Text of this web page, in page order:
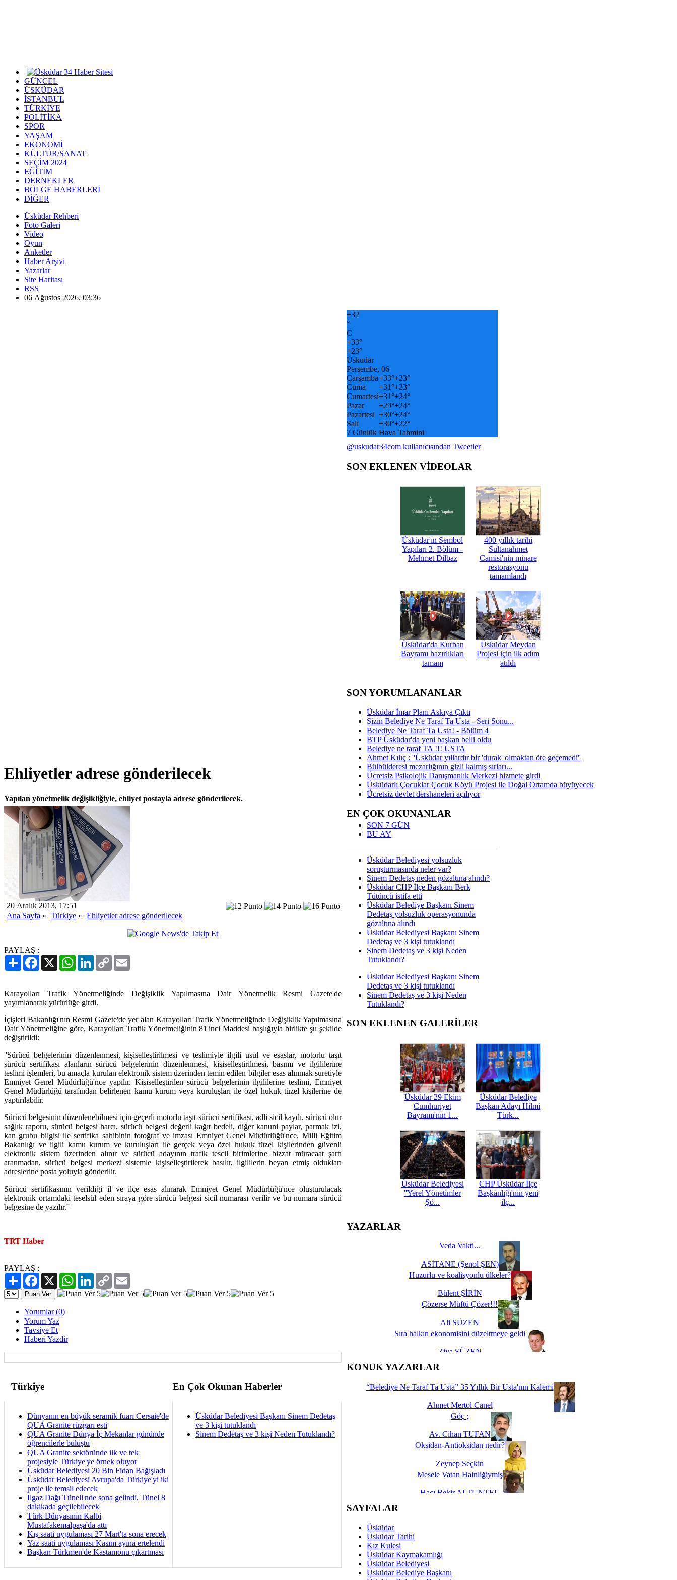
GÜNCEL
ÜSKÜDAR
İSTANBUL
TÜRKİYE
POLİTİKA
SPOR
YAŞAM
EKONOMİ
KÜLTÜR/SANAT
SEÇİM 2024
EĞİTİM
DERNEKLER
BÖLGE HABERLERİ
DİĞER
Üsküdar Rehberi
Foto Galeri
Video
Oyun
Anketler
Haber Arşivi
Yazarlar
Site Haritası
RSS
06 Ağustos 2026, 03:36
Ehliyetler adrese gönderilecek
Yapılan yönetmelik değişikliğiyle, ehliyet postayla adrese gönderilecek.
20 Aralık 2013, 17:51
Ana Sayfa » Türkiye » Ehliyetler adrese gönderilecek
PAYLAŞ :
PaylaşFacebook
X WhatsAppLinkedIn
Copy
Link
Karayolları Trafik Yönetmeliğinde Değişiklik Yapılmasına Dair Yönetmelik Resmi Gazete'de
yayımlanarak yürürlüğe girdi.
İçişleri Bakanlığı'nın Resmi Gazete'de yer alan Karayolları Trafik Yönetmeliğinde Değişiklik Yapılmasına
Dair Yönetmeliğine göre, Karayolları Trafik Yönetmeliğinin 81'inci Maddesi başlığıyla birlikte şu şekilde
değiştirildi:
''Sürücü belgelerinin düzenlenmesi, kişiselleştirilmesi ve teslimiyle ilgili usul ve esaslar, motorlu taşıt
sürücü sertifikası alanların sürücü belgelerinin düzenlenmesi, kişiselleştirilmesi, basımı ve ilgililerine
teslimi işlemleri, bu amaçla kurulan elektronik sistem üzerinden temin edilen bilgiler esas alınmak suretiyle
Emniyet Genel Müdürlüğü'nce yapılır. Kişiselleştirilen sürücü belgelerinin ilgililerine teslimi, Emniyet
Genel Müdürlüğü tarafından belirlenen kamu kurum veya kuruluşları ile özel hukuk tüzel kişilerine de
yaptırılabilir.
Sürücü belgesinin düzenlenebilmesi için geçerli motorlu taşıt sürücü sertifikası, adli sicil kaydı, sürücü olur
sağlık raporu, sürücü belgesi harcı, sürücü belgesi değerli kağıt bedeli, diğer kanuni paylar, parmak izi,
kan grubu bilgisi ile sertifika sahibinin fotoğraf ve imzası Emniyet Genel Müdürlüğü'nce, Milli Eğitim
Bakanlığı ve ilgili kamu kurum ve kuruluşları ile gerçek veya özel hukuk tüzel kişilerinden güvenli
elektronik sistem üzerinden alınır ve sürücü adayının trafik tescil birimlerine bizzat müracaat şartı
aranmadan, sürücü belgesi merkezi sistemle kişiselleştirilerek basılır, ilgililerin beyan etmiş oldukları
adreslerine posta yoluyla gönderilir.
Sürücü sertifikasının verildiği il ve ilçe esas alınarak Emniyet Genel Müdürlüğü'nce oluşturulacak
elektronik ortamdaki teselsül eden sıraya göre sürücü belgesi sicil numarası verilir ve bu numara sürücü
belgesine de yazılır.''
TRT Haber
PAYLAŞ :
PaylaşFacebook
X WhatsAppLinkedIn
Copy
Link
Yorumlar (0)
Yorum Yaz
Tavsiye Et
Haberi Yazdir
Türkiye En Çok Okunan Haberler
Dünyanın en büyük seramik fuarı Cersaie'de
QUA Granite rüzgarı esti
QUA Granite Dünya İç Mekanlar gününde
öğrencilerle buluştu
QUA Granite sektöründe ilk ve tek
projesiyle Türkiye'ye örnek oluyor
Üsküdar Belediyesi 20 Bin Fidan Bağışladı
Üsküdar Belediyesi Avrupa'da Türkiye'yi iki
proje ile temsil edecek
Ilgaz Dağı Tüneli'nde sona gelindi, Tünel 8
dakikada geçilebilecek
Türk Dünyasının Kalbi
Mustafakemalpaşa'da attı
Kış saati uygulaması 27 Mart'ta sona erecek
Yaz saati uygulaması Kasım ayına ertelendi
Başkan Türkmen'de Kastamonu çıkartması
Üsküdar Belediyesi Başkanı Sinem Dedetaş
ve 3 kişi tutuklandı
Sinem Dedetaş ve 3 kişi Neden Tutuklandı?
+32
°
C
+33°
+23°
Uskudar
Perşembe, 06
Çarşamba+33°+23°
Cuma
+31°+23°
Cumartesi+31°+24°
Pazar
+29°+24°
Pazartesi +30°+24°
Salı
+30°+22°
7 Günlük Hava Tahmini
@uskudar34com kullanıcısından Tweetler
SON EKLENEN VİDEOLAR
Üsküdar'ın Sembol
Yapıları 2. Bölüm -
Mehmet Dilbaz
400 yıllık tarihi
Sultanahmet
Camisi'nin minare
restorasyonu
tamamlandı
Üsküdar'da Kurban
Bayramı hazırlıkları
tamam
Üsküdar Meydan
Projesi için ilk adım
atıldı
SON YORUMLANANLAR
Üsküdar İmar Planı Askıya Çıktı
Sizin Belediye Ne Taraf Ta Usta - Seri Sonu...
Belediye Ne Taraf Ta Usta! - Bölüm 4
BTP Üsküdar'da yeni başkan belli oldu
Belediye ne taraf TA !!! USTA
Ahmet Kılıç : ''Üsküdar yıllardır bir 'durak' olmaktan öte geçemedi''
Bülbülderesi mezarlığının gizli kalmış sırları...
Ücretsiz Psikolojik Danışmanlık Merkezi hizmete girdi
Üsküdarlı Çocuklar Çocuk Köyü Projesi ile Doğal Ortamda büyüyecek
Ücretsiz devlet dershaneleri açılıyor
EN ÇOK OKUNANLAR
SON 7 GÜN
BU AY
Üsküdar Belediyesi yolsuzluk
soruşturmasında neler var?
Sinem Dedetaş neden gözaltına alındı?
Üsküdar CHP İlçe Başkanı Berk
Tütüncü istifa etti
Üsküdar Belediye Başkanı Sinem
Dedetaş yolsuzluk operasyonunda
gözaltına alındı
Üsküdar Belediyesi Başkanı Sinem
Dedetaş ve 3 kişi tutuklandı
Sinem Dedetaş ve 3 kişi Neden
Tutuklandı?
Üsküdar Belediyesi Başkanı Sinem
Dedetaş ve 3 kişi tutuklandı
Sinem Dedetaş ve 3 kişi Neden
Tutuklandı?
SON EKLENEN GALERİLER
Üsküdar 29 Ekim
Cumhuriyet
Bayramı'nın 1...
Üsküdar Belediye
Başkan Adayı Hilmi
Türk...
Üsküdar Belediyesi
''Yerel Yönetimler
Şö...
CHP Üsküdar İlçe
Başkanlığı'nın yeni
ilç...
YAZARLAR
Veda Vakti...
ASİTANE (Şenol ŞEN)
Huzurlu ve koalisyonlu ülkeler?
Bülent ŞİRİN
Çözerse Müftü Çözer!!!
Ali SÜZEN
Sıra halkın ekonomisini düzeltmeye geldi
Ziya SÜZEN
İşte Biz buyuz...
KONUK YAZARLAR
“Belediye Ne Taraf Ta Usta” 35 Yıllık Bir Usta'nın Kalemi
Ahmet Mertol Canel
Göç ;
Av. Cihan TUFAN
Oksidan-Antioksidan nedir?
Zeynep Seçkin
Mesele Vatan Hainliğiymiş
Hacı Bekir ALTUNTEL
Dünya Fani, Ama Kısa Bir Süre De Olsa Burdayız
Savaş ŞENEL
Hukukun Adaleti Kalmadı Üstadım!
SAYFALAR
Üsküdar
Üsküdar Tarihi
Kız Kulesi
Üsküdar Kaymakamlığı
Üsküdar Belediyesi
Üsküdar Belediye Başkanı